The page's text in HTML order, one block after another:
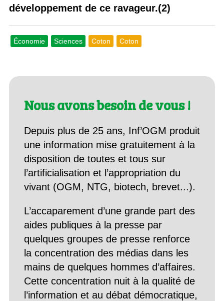
développement de ce ravageur.(2)
Économie Sciences Coton Coton
Nous avons besoin de vous !
Depuis plus de 25 ans, Inf’OGM produit
une information mise gratuitement à la
disposition de toutes et tous sur
l’artificialisation et l’appropriation du
vivant (OGM, NTG, biotech, brevet...).
L’accaparement d’une grande part des
aides publiques à la presse par
quelques groupes de presse renforce
la concentration des médias dans les
mains de quelques hommes d’affaires.
Cette concentration nuit à la qualité de
l’information et au débat démocratique,